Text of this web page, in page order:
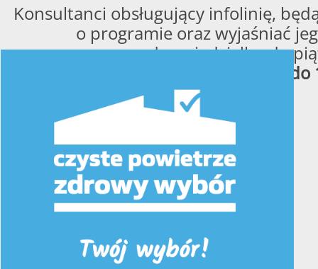
Konsultanci obsługujący infolinię,
o programie oraz wyjaśniać
od poniedziałku do
od 8:00